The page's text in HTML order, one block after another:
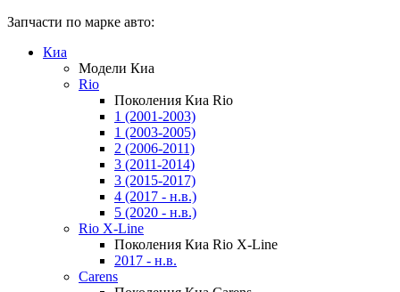
Запчасти по марке авто:
Киа
Модели Киа
Rio
Поколения Киа Rio
1 (2001-2003)
1 (2003-2005)
2 (2006-2011)
3 (2011-2014)
3 (2015-2017)
4 (2017 - н.в.)
5 (2020 - н.в.)
Rio X-Line
Поколения Киа Rio X-Line
2017 - н.в.
Carens